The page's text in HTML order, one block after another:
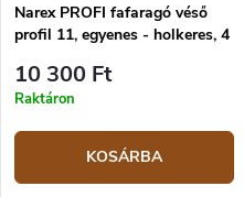
Narex PROFI fafaragó véső
profil 11, egyenes - holkeres, 4
10 300 Ft
Raktáron
KOSÁRBA